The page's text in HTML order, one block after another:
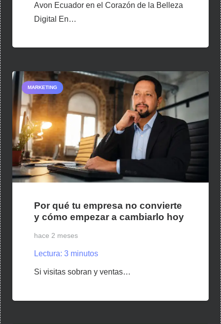
Avon Ecuador en el Corazón de la Belleza
Digital En…
MARKETING
Por qué tu empresa no convierte
y cómo empezar a cambiarlo hoy
hace 2 meses
Lectura: 3 minutos
Si visitas sobran y ventas…